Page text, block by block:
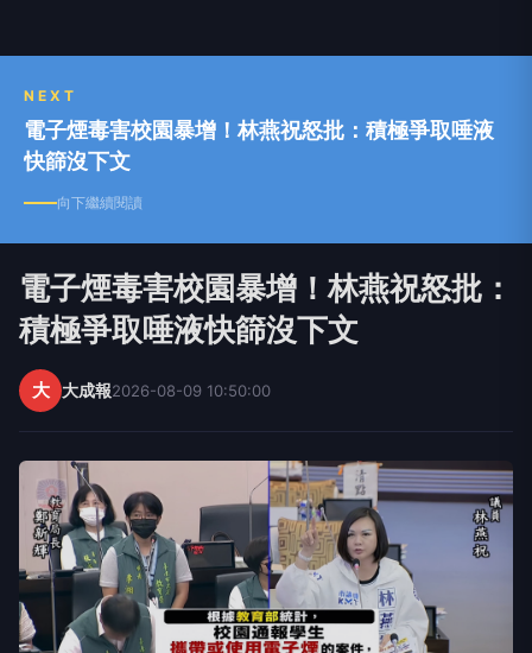
NEXT
電子煙毒害校園暴增！林燕祝怒批：積極爭取唾液
快篩沒下文
向下繼續閱讀
電子煙毒害校園暴增！林燕祝怒批：
積極爭取唾液快篩沒下文
大 大成報2026-08-09 10:50:00